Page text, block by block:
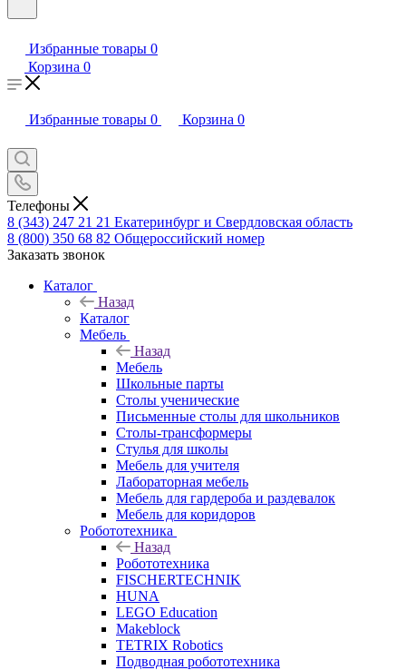
Избранные товары 0
Корзина 0
Избранные товары 0 Корзина 0
Телефоны
8 (343) 247 21 21 Екатеринбург и Свердловская область
8 (800) 350 68 82 Общероссийский номер
Заказать звонок
Каталог
Назад
Каталог
Мебель
Назад
Мебель
Школьные парты
Столы ученические
Письменные столы для школьников
Столы-трансформеры
Стулья для школы
Мебель для учителя
Лабораторная мебель
Мебель для гардероба и раздевалок
Мебель для коридоров
Робототехника
Назад
Робототехника
FISCHERTECHNIK
HUNA
LEGO Education
Makeblock
TETRIX Robotics
Подводная робототехника